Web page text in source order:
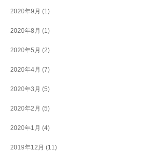
2020年9月 (1)
2020年8月 (1)
2020年5月 (2)
2020年4月 (7)
2020年3月 (5)
2020年2月 (5)
2020年1月 (4)
2019年12月 (11)